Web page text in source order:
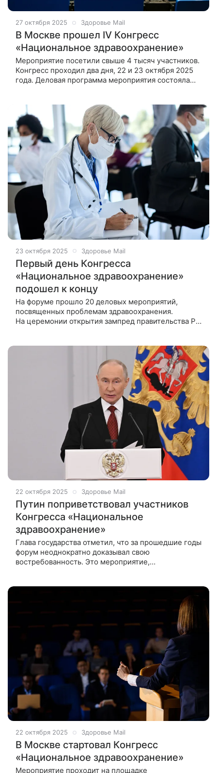
27 октября 2025 Здоровье Mail
В Москве прошел IV Конгресс
«Национальное здравоохранение»
Мероприятие посетили свыше 4 тысяч участников.
Конгресс проходил два дня, 22 и 23 октября 2025
года. Деловая программа мероприятия состояла
23 октября 2025 Здоровье Mail
Первый день Конгресса
«Национальное здравоохранение»
подошел к концу
На форуме прошло 20 деловых мероприятий,
посвященных проблемам здравоохранения.
На церемонии открытия зампред правительства РФ
22 октября 2025 Здоровье Mail
Путин поприветствовал участников
Конгресса «Национальное
здравоохранение»
Глава государства отметил, что за прошедшие годы
форум неоднократно доказывал свою
востребованность. Это мероприятие,
22 октября 2025 Здоровье Mail
В Москве стартовал Конгресс
«Национальное здравоохранение»
Мероприятие проходит на площадке